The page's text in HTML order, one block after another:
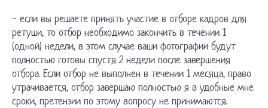
- если вы решаете принять участие в отборе кадров для
ретуши, то отбор необходимо закончить в течении 1
(одной) недели, в этом случае ваши фотографии будут
полностью готовы спустя 2 недели после завершения
отбора. Если отбор не выполнен в течении 1 месяца, право
утрачивается, отбор завершаю полностью я в удобные мне
сроки, претензии по этому вопросу не принимаются.